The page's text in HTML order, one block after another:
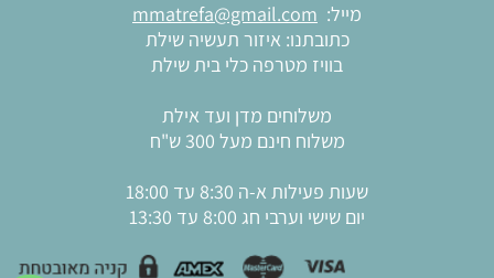
מייל: mmatrefa@gmail.com
כתובתנו: איזור תעשיה שילת
בוויז מטרפה כלי בית שילת
משלוחים מדן ועד אילת
משלוח חינם מעל 300 ש"ח
שעות פעילות א-ה 8:30 עד 18:00
יום שישי וערבי חג 8:00 עד 13:30